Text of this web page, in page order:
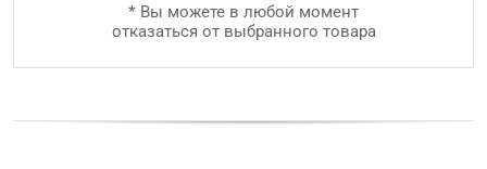
* Вы можете в любой момент
отказаться от выбранного товара